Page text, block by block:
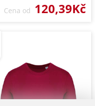
Cena od 120,39Kč